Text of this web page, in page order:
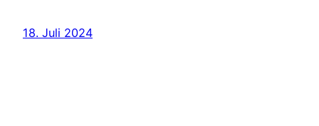
18. Juli 2024